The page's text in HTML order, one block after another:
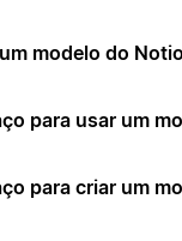
modelo do
para usar um
para criar um